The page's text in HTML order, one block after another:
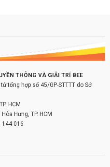
THÔNG VÀ GIẢI TRÍ BEE
tổng hợp số 45/GP-STTTT do Sở
HCM
Hưng, TP. HCM
144 016